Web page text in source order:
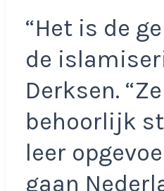
“Het is de
de
Derksen.
behoorlijk
leer
gaan